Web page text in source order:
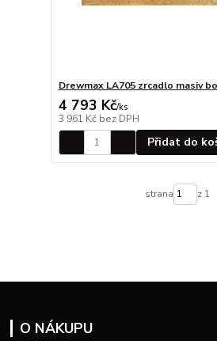
Drewmax LA705 zrcadlo masiv
4 793 Kč/ks
3 961 Kč bez DPH
Přidat do
strana z 1
O NÁKUPU